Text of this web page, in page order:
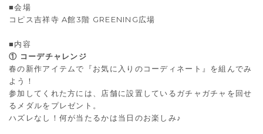
■会場
コピス吉祥寺 A館3階 GREENING広場
■内容
① コーデチャレンジ
春の新作アイテムで『お気に入りのコーディネート』を組んでみ
よう！
参加してくれた方には、店舗に設置しているガチャガチャを回せ
るメダルをプレゼント。
ハズレなし！何が当たるかは当日のお楽しみ♪